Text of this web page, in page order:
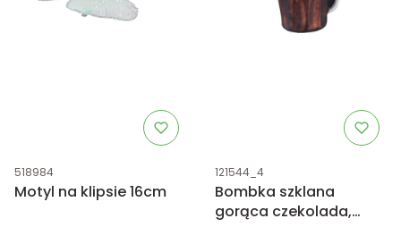
Kod produktu
518984
Motyl na klipsie 16cm
Kod produktu
121544_4
Bombka szklana
gorąca czekolada,